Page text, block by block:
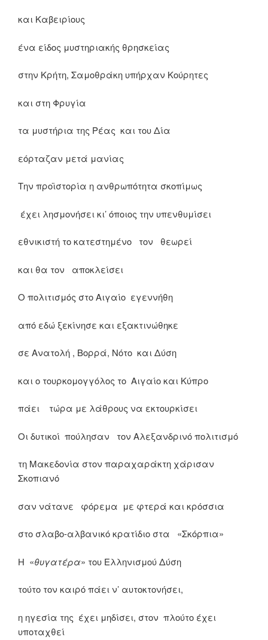
και Καβειρίους
ένα είδος μυστηριακής θρησκείας
στην Κρήτη, Σαμοθράκη υπήρχαν Κούρητες
και στη Φρυγία
τα μυστήρια της Ρέας και του Δία
εόρταζαν μετά μανίας
Την προϊστορία η ανθρωπότητα σκοπίμως
έχει λησμονήσει κι’ όποιος την υπενθυμίσει
εθνικιστή το κατεστημένο τον θεωρεί
και θα τον αποκλείσει
Ο πολιτισμός στο Αιγαίο εγεννήθη
από εδώ ξεκίνησε και εξακτινώθηκε
σε Ανατολή , Βορρά, Νότο και Δύση
και ο τουρκομογγόλος το Αιγαίο και Κύπρο
πάει τώρα με λάθρους να εκτουρκίσει
Οι δυτικοί πούλησαν τον Αλεξανδρινό πολιτισμό
τη Μακεδονία στον παραχαράκτη χάρισαν
Σκοπιανό
σαν νάτανε φόρεμα με φτερά και κρόσσια
στο σλαβο-αλβανικό κρατίδιο στα «Σκόρπια»
Η «θυγατέρα» του Ελληνισμού Δύση
τούτο τον καιρό πάει ν’ αυτοκτονήσει,
η ηγεσία της έχει μηδίσει, στον πλούτο έχει
υποταχθεί